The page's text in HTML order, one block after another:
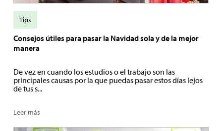
Consejos útiles para pasar la Navidad sola y de la mejor
manera
De vez en cuando los estudios o el trabajo son las
principales causas por la que puedas pasar estos días lejos
de tus s...
Leer más
Tips